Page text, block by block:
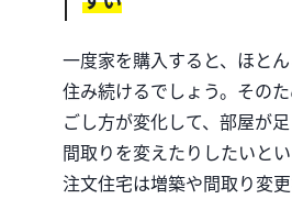
一度家を購入すると、ほと
住み続けるでしょう。 その
ごし方が変化して、部屋が足
間取りを変えたりしたいとい
注文住宅は増築や間取り変